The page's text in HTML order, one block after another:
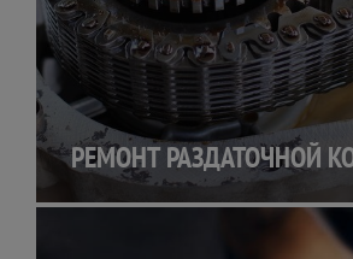
РЕМОНТ РАЗДАТОЧНОЙ